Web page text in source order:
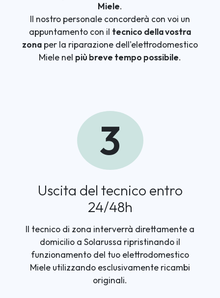
Miele.
Il nostro personale concorderà con voi un
appuntamento con il tecnico della vostra
zona per la riparazione dell'elettrodomestico
Miele nel più breve tempo possibile.
3
Uscita del tecnico entro
24/48h
Il tecnico di zona interverrà direttamente a
domicilio a Solarussa ripristinando il
funzionamento del tuo elettrodomestico
Miele utilizzando esclusivamente ricambi
originali.